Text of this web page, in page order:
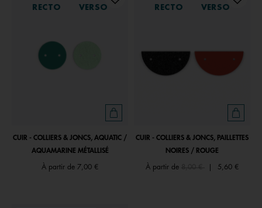
RECTO VERSO
CUIR - COLLIERS & JONCS, AQUATIC /
AQUAMARINE MÉTALLISÉ
À partir de 7,00 €
RECTO VERSO
CUIR - COLLIERS & JONCS, PAILLETTES
NOIRES / ROUGE
À partir de Price reduced from
5,60 €